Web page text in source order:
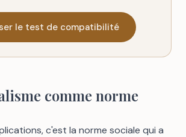
le test de compatibilité
comme norme
c'est la norme sociale qui a